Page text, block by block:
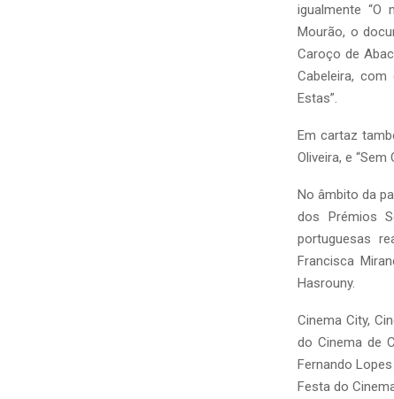
igualmente “O
Mourão, o
Caroço de
Cabeleira,
Estas”.
Em cartaz
Oliveira, e
No âmbito da
dos Prémios
portuguesas
Francisca
Hasrouny.
Cinema City,
do Cinema de
Fernando
Festa do